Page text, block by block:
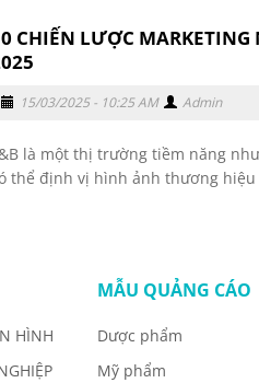
CHIẾN LƯỢC
15/03/2025 - 10:25 AM Admin
là một thị trường tiềm năng
thể định vị hình ảnh thương
HÌNH
MẪU QUẢNG CÁO
Dược phẩm
Mỹ phẩm